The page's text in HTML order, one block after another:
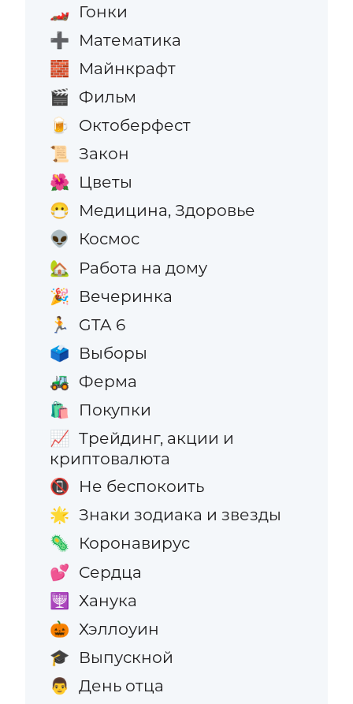
🏎️ Гонки
➕ Математика
🧱 Майнкрафт
🎬 Фильм
🍺 Октоберфест
📜 Закон
🌺 Цветы
😷 Медицина, Здоровье
👽 Космос
🏡 Работа на дому
🎉 Вечеринка
🏃 GTA 6
🗳️ Выборы
🚜 Ферма
🛍️ Покупки
📈 Трейдинг, акции и
криптовалюта
📵 Не беспокоить
🌟 Знаки зодиака и звезды
🦠 Коронавирус
💕 Сердца
🕎 Ханука
🎃 Хэллоуин
🎓 Выпускной
👨
День отца